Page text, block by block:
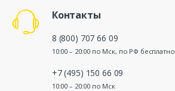
Контакты
8 (800) 707 66 09
10:00 – 20:00 по Мск, по РФ бесплатно
+7 (495) 150 66 09
10:00 – 20:00 по Мск